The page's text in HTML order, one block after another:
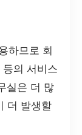
하므로 회
의 서비스
실은 더 많
더 발생할